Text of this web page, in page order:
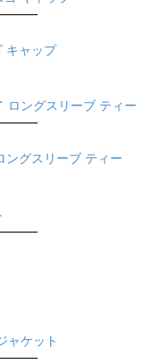
キャップ
ングスリーブ ティー